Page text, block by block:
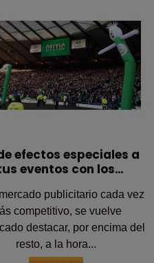
efectos especiales a
eventos con los
publicitario cada vez
competitivo, se vuelve
destacar, por encima del
resto, a la hora...